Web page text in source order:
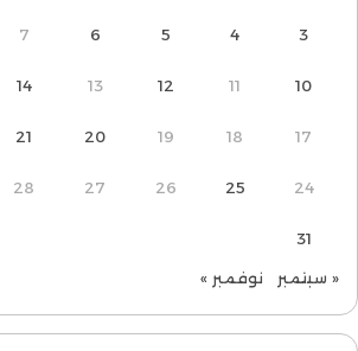
3
4
5
6
7
10
11
12
13
14
17
18
19
20
21
24
25
26
27
28
31
« سبتمبر نوفمبر »